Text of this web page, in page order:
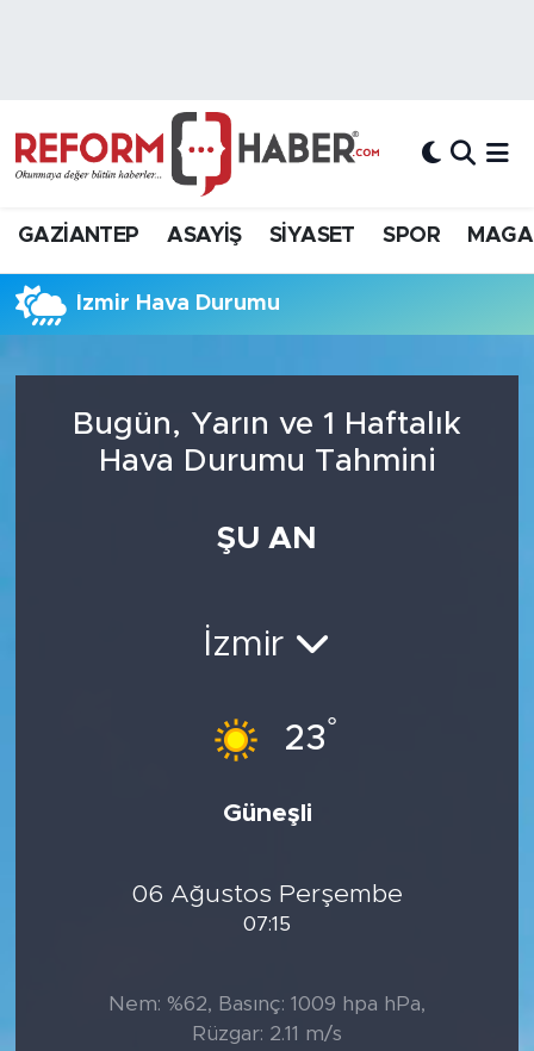
GAZİANTEP ASAYİŞ SİYASET SPOR
İzmir Hava Durumu
Bugün, Yarın ve 1 Haftalık
Hava Durumu Tahmini
ŞU AN
İzmir
23°
Güneşli
06 Ağustos Perşembe
07:15
Nem: %62, Basınç: 1009 hpa hPa,
Rüzgar: 2.11 m/s
Hava Durumu
Süper Lig Puan Durumu ve Fikstür
Tüm Manşetler
Haber Arşivi